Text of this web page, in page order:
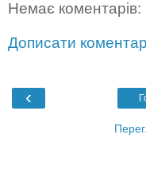
Немає коментарів:
Дописати коментар
‹